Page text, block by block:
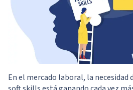
En el mercado laboral, la necesidad